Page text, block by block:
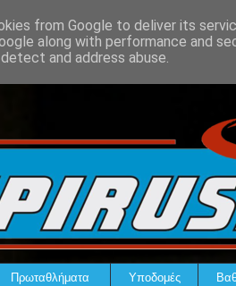
Πρωταθλήματα Υποδομές
from Google to deliver its
along with performance and
and address abuse.